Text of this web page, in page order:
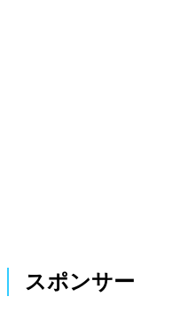
スポンサー